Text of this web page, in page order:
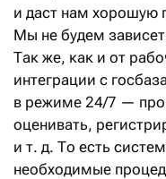
и даст нам хорошую
Мы не будем
Так же, как и от
интеграции с
в режиме 24/7 —
оценивать,
и т. д. То есть
необходимые